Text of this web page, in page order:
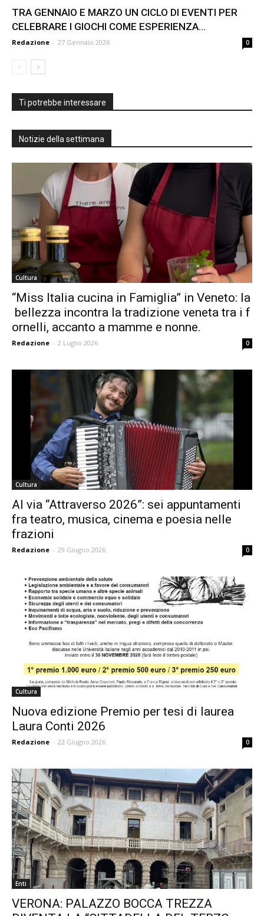
TRA GENNAIO E MARZO UN CICLO DI EVENTI PER
CELEBRARE I GIOCHI COME ESPERIENZA...
Redazione - 27 Gennaio 2026 0
Ti potrebbe interessare
Notizie della settimana
Cultura
“Miss Italia cucina in Famiglia” in Veneto: la
bellezza incontra la tradizione veneta tra i f
ornelli, accanto a mamme e nonne.
Redazione - 2 Luglio 2026 0
Cultura
Al via “Attraverso 2026”: sei appuntamenti
fra teatro, musica, cinema e poesia nelle
frazioni
Redazione - 29 Giugno 2026 0
Cultura
Nuova edizione Premio per tesi di laurea
Laura Conti 2026
Redazione - 22 Giugno 2026 0
Enti
VERONA: PALAZZO BOCCA TREZZA